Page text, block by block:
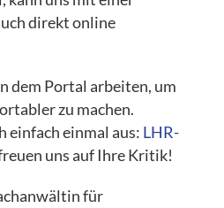
direkt online
dem Portal arbeiten, um
zu machen.
einfach einmal aus: LHR-
uns auf Ihre Kritik!
für